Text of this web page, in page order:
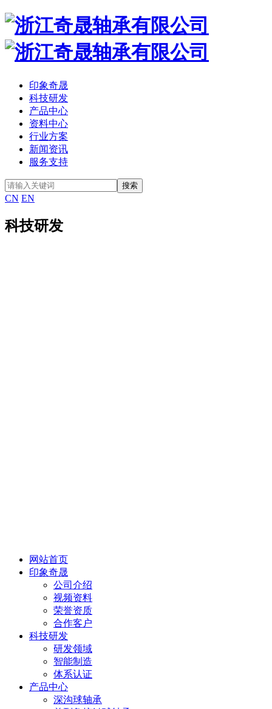
印象奇晟
科技研发
产品中心
资料中心
行业方案
新闻资讯
服务支持
CN EN
科技研发
网站首页
印象奇晟
公司介绍
视频资料
荣誉资质
合作客户
科技研发
研发领域
智能制造
体系认证
产品中心
深沟球轴承